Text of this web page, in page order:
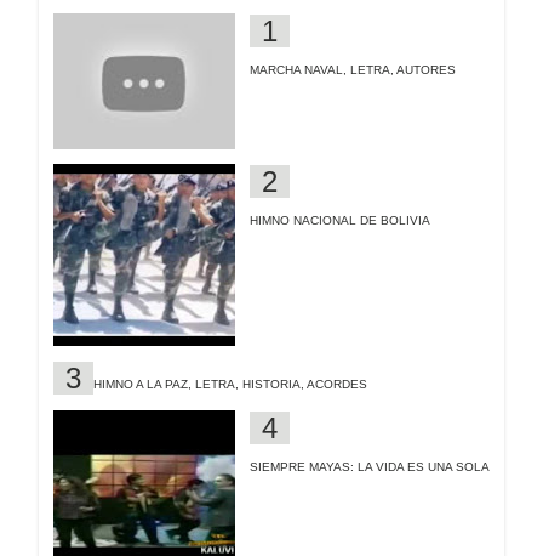
MARCHA NAVAL, LETRA, AUTORES
HIMNO NACIONAL DE BOLIVIA
HIMNO A LA PAZ, LETRA, HISTORIA, ACORDES
SIEMPRE MAYAS: LA VIDA ES UNA SOLA